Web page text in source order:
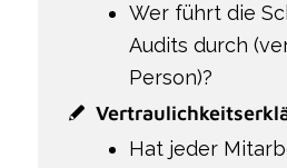
Wer führt die
Audits durch
Person)?
Hat jeder